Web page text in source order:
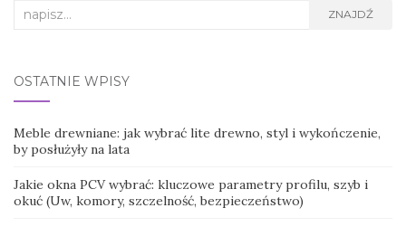
Search
ZNAJDŹ
OSTATNIE WPISY
Meble drewniane: jak wybrać lite drewno, styl i wykończenie,
by posłużyły na lata
Jakie okna PCV wybrać: kluczowe parametry profilu, szyb i
okuć (Uw, komory, szczelność, bezpieczeństwo)